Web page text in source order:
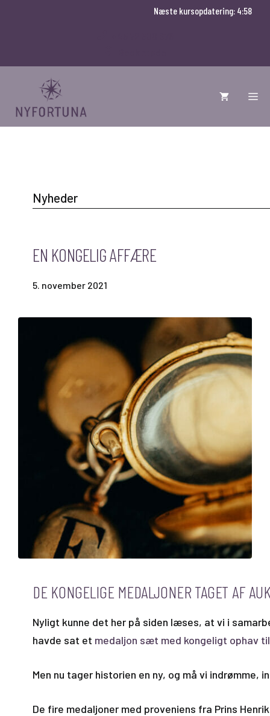
Næste kursopdatering: 4:58
Nyheder
EN KONGELIG AFFÆRE
5. november 2021
DE KONGELIGE MEDALJONER TAGET AF
Nyligt kunne det her på siden læses, at vi i
havde sat et medaljon sæt med kongeligt ophav
Men nu tager historien en ny, og må vi indrømme,
De fire medaljoner med proveniens fra Prins